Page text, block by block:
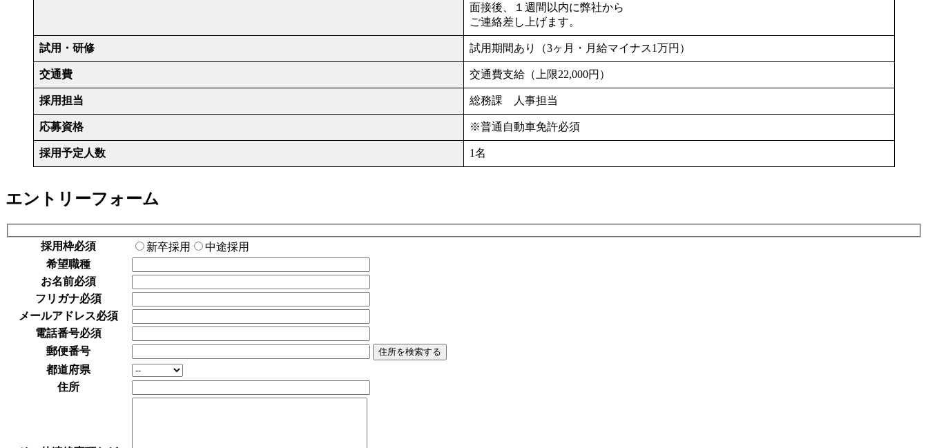
面接後、１週間以内に弊社から
ご連絡差し上げます。
試用・研修 試用期間あり（3ヶ月・月給マイナス1万円）
交通費 交通費支給（上限22,000円）
採用担当 総務課 人事担当
応募資格 ※普通自動車免許必須
採用予定人数 1名
エントリーフォーム
採用枠必須 新卒採用
中途採用
希望職種
お名前必須
フリガナ必須
メールアドレス必須
電話番号必須
郵便番号
住所を検索する
都道府県
住所